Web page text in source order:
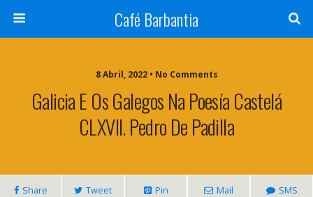
Café Barbantia
8 Abril, 2022 • No Comments
Galicia E Os Galegos Na Poesía Castelá
CLXVII. Pedro De Padilla
Share Tweet Pin Mail SMS